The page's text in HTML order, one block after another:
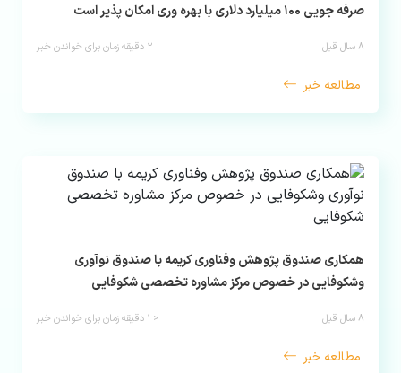
صرفه جویی ۱۰۰ میلیارد دلاری با بهره وری امکان پذیر است
۸ سال قبل ۲ دقیقه زمان برای خواندن خبر
مطالعه خبر
همکاری صندوق پژوهش وفناوری کریمه با صندوق نوآوری
وشکوفایی در خصوص مرکز مشاوره تخصصی شکوفایی
۸ سال قبل < ۱ دقیقه زمان برای خواندن خبر
مطالعه خبر